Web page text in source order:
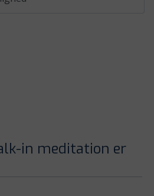
in meditation er